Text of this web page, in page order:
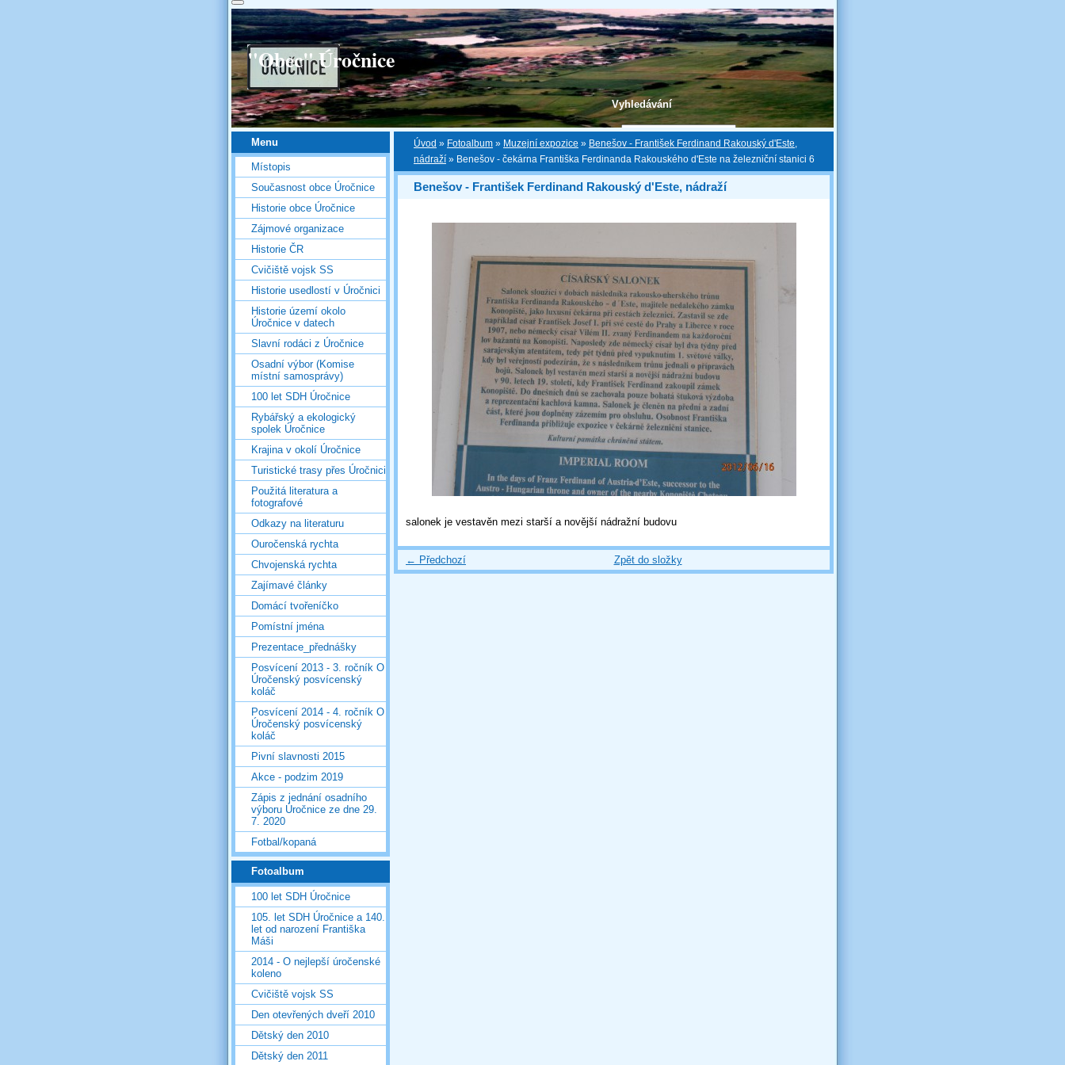
Vyhledávání
"Obec" Úročnice
Úvod » Fotoalbum » Muzejní expozice » Benešov - František Ferdinand Rakouský d'Este,
nádraží » Benešov - čekárna Františka Ferdinanda Rakouského d'Este na železniční stanici 6
Benešov - František Ferdinand Rakouský d'Este, nádraží
salonek je vestavěn mezi starší a novější nádražní budovu
← Předchozí Zpět do složky
Menu
Místopis
Současnost obce Úročnice
Historie obce Úročnice
Zájmové organizace
Historie ČR
Cvičiště vojsk SS
Historie usedlostí v Úročnici
Historie území okolo
Úročnice v datech
Slavní rodáci z Úročnice
Osadní výbor (Komise
místní samosprávy)
100 let SDH Úročnice
Rybářský a ekologický
spolek Úročnice
Krajina v okolí Úročnice
Turistické trasy přes Úročnici
Použitá literatura a
fotografové
Odkazy na literaturu
Ouročenská rychta
Chvojenská rychta
Zajímavé články
Domácí tvořeníčko
Pomístní jména
Prezentace_přednášky
Posvícení 2013 - 3. ročník O
Úročenský posvícenský
koláč
Posvícení 2014 - 4. ročník O
Úročenský posvícenský
koláč
Pivní slavnosti 2015
Akce - podzim 2019
Zápis z jednání osadního
výboru Úročnice ze dne 29.
7. 2020
Fotbal/kopaná
Fotoalbum
100 let SDH Úročnice
105. let SDH Úročnice a 140.
let od narození Františka
Máši
2014 - O nejlepší úročenské
koleno
Cvičiště vojsk SS
Den otevřených dveří 2010
Dětský den 2010
Dětský den 2011